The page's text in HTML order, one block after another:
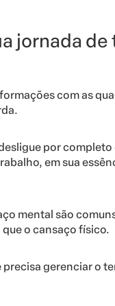
jornada
com as
por completo
em sua
mental são
o cansaço físico.
precisa gerenciar o